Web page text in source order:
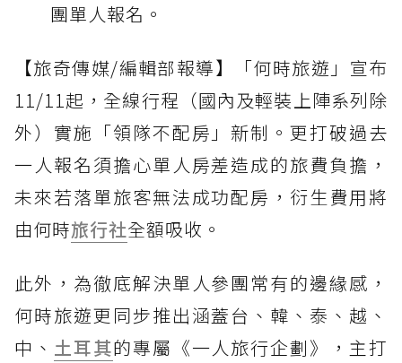
團單人報名。
【旅奇傳媒/編輯部報導】「何時旅遊」宣布
11/11起，全線行程（國內及輕裝上陣系列除
外）實施「領隊不配房」新制。更打破過去
一人報名須擔心單人房差造成的旅費負擔，
未來若落單旅客無法成功配房，衍生費用將
由何時旅行社全額吸收。
此外，為徹底解決單人參團常有的邊緣感，
何時旅遊更同步推出涵蓋台、韓、泰、越、
中、 土耳其的專屬《一人旅行企劃》，主打